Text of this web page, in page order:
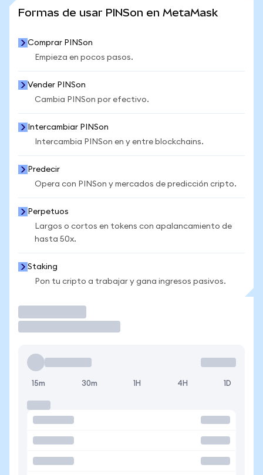
Formas de usar PINSon en MetaMask
Comprar PINSon
Empieza en pocos pasos.
Vender PINSon
Cambia PINSon por efectivo.
Intercambiar PINSon
Intercambia PINSon en y entre blockchains.
Predecir
Opera con PINSon y mercados de predicción cripto.
Perpetuos
Largos o cortos en tokens con apalancamiento de
hasta 50x.
Staking
Pon tu cripto a trabajar y gana ingresos pasivos.
15m 30m 1H 4H 1D